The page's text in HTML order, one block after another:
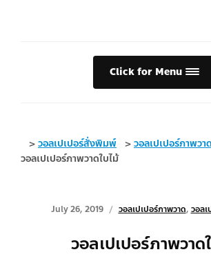
Click for Menu
>วอลเปเปอร์สั่งพิมพ์ >วอลเปเปอร์ภาพวาด
วอลเปเปอร์ภาพวาดใบไม้
July 26, 2019 วอลเปเปอร์ภาพวาด, วอล
วอลเปเปอร์ภาพวาด